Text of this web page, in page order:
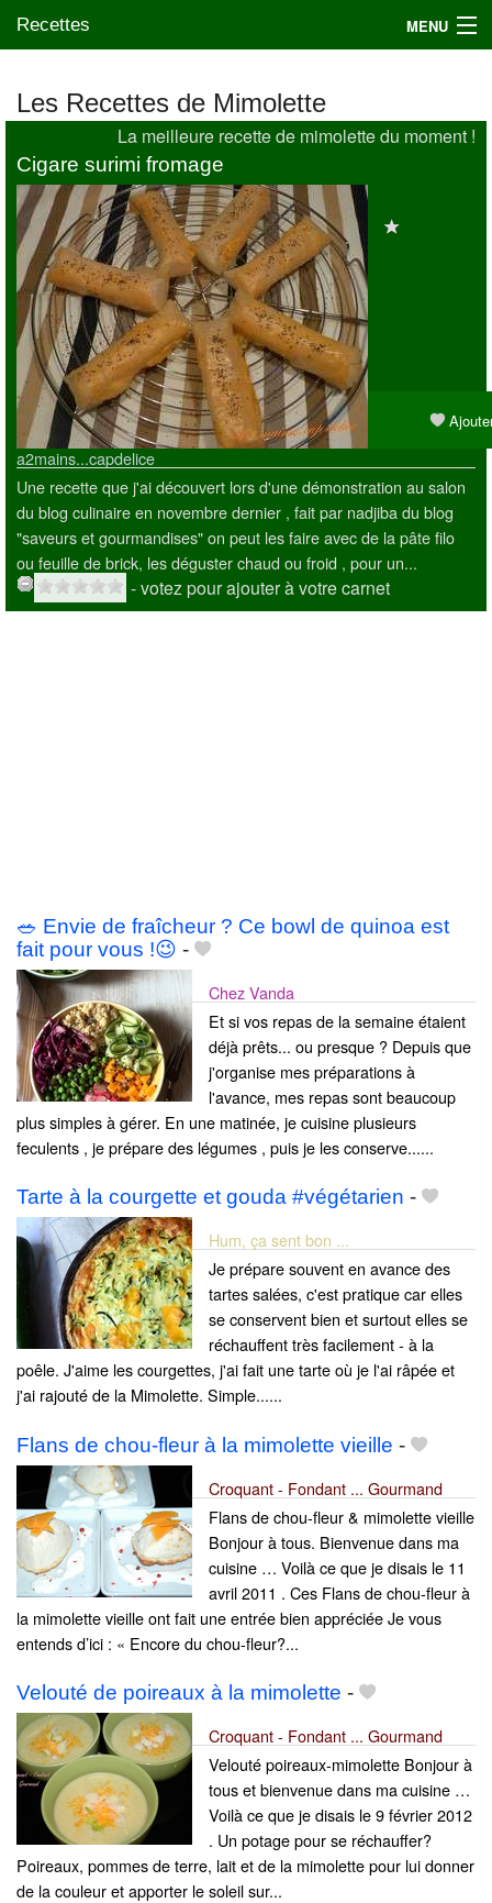
Recettes MENU
Mes blogs préférés
Les Recettes de Mimolette
La meilleure recette de mimolette du moment !
Cigare surimi fromage
a2mains...capdelice
Une recette que j'ai découvert lors d'une démonstration au salon
du blog culinaire en novembre dernier , fait par nadjiba du blog
"saveurs et gourmandises" on peut les faire avec de la pâte filo
ou feuille de brick, les déguster chaud ou froid , pour un...
- votez pour ajouter à votre carnet
🥗 Envie de fraîcheur ? Ce bowl de quinoa est
fait pour vous !😉 -
Chez Vanda
Et si vos repas de la semaine étaient
déjà prêts... ou presque ? Depuis que
j'organise mes préparations à
l'avance, mes repas sont beaucoup
plus simples à gérer. En une matinée, je cuisine plusieurs
feculents , je prépare des légumes , puis je les conserve......
Tarte à la courgette et gouda #végétarien -
Hum, ça sent bon ...
Je prépare souvent en avance des
tartes salées, c'est pratique car elles
se conservent bien et surtout elles se
réchauffent très facilement - à la
poêle. J'aime les courgettes, j'ai fait une tarte où je l'ai râpée et
j'ai rajouté de la Mimolette. Simple......
Flans de chou-fleur à la mimolette vieille -
Croquant - Fondant ... Gourmand
Flans de chou-fleur & mimolette vieille
Bonjour à tous. Bienvenue dans ma
cuisine … Voilà ce que je disais le 11
avril 2011 . Ces Flans de chou-fleur à
la mimolette vieille ont fait une entrée bien appréciée Je vous
entends d’ici : « Encore du chou-fleur?...
Velouté de poireaux à la mimolette -
Croquant - Fondant ... Gourmand
Velouté poireaux-mimolette Bonjour à
tous et bienvenue dans ma cuisine …
Voilà ce que je disais le 9 février 2012
. Un potage pour se réchauffer?
Poireaux, pommes de terre, lait et de la mimolette pour lui donner
de la couleur et apporter le soleil sur...